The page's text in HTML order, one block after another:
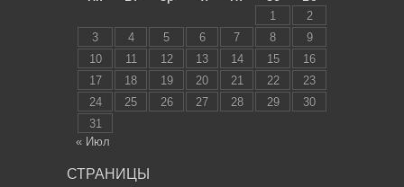
1
2
3
4 5 6 7 8
9
10
11 12 13 14 15
16
17
18 19 20 21 22
23
24
25 26 27 28 29
30
31
« Июл
СТРАНИЦЫ